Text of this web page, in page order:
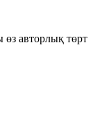
өз авторлық төрт